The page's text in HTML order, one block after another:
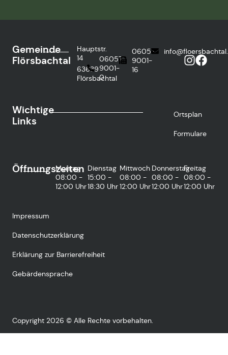
Gemeinde
Flörsbachtal
Hauptstr.
14
63639
Flörsbachtal
06057
9001-
0
06057
9001-
16
Wichtige
Links
Ortsplan
Formulare
Öffnungszeiten
Montag
08:00 -
12:00 Uhr
Dienstag
15:00 -
18:30 Uhr
Mittwoch
08:00 -
12:00 Uhr
Donnerstag
08:00 -
12:00 Uhr
Freitag
08:00 -
12:00 Uhr
Impressum
Datenschutzerklärung
Erklärung zur Barrierefreiheit
Gebärdensprache
Copyright 2026 © Alle Rechte vorbehalten.